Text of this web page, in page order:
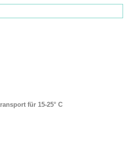
für 15-25° C